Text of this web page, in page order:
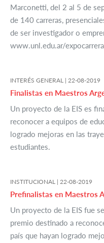
Marconetti, del 2 al 5 de
de 140 carreras,
de ser investigador o
www.unl.edu.ar/
INTERÉS GENERAL | 22-08-2019
Finalistas en Maestros
Un proyecto de la EIS es
reconocer a equipos de
logrado mejoras en las
estudiantes.
INSTITUCIONAL | 22-08-2019
Prefinalistas en Maestros
Un proyecto de la EIS fue
premio destinado a
país que hayan logrado